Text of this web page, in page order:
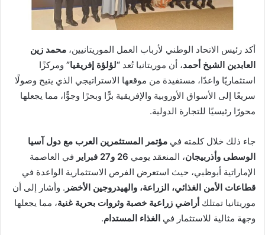
أكد رئيس الاتحاد الوطني لأرباب العمل الموريتانيين، محمد زين
العابدين الشيخ أحمد، أن موريتانيا تُعد “لؤلؤة إفريقيا” ومركزًا
استثماريًا واعدًا، مستفيدة من موقعها الاستراتيجي الذي يتيح وصولًا
سريعًا إلى الأسواق الأوروبية والإفريقية برًّا وبحرًا وجوًّا، مما يجعلها
محورًا رئيسيًا للتجارة الدولية.
جاء ذلك خلال كلمته في مؤتمر المستثمرين العرب مع دول آسيا
الوسطى وأذربيجان، المنعقد يومي 26 و27 فبراير
في العاصمة
الإماراتية أبوظبي، حيث استعرض الفرص الاستثمارية الواعدة في
قطاعات الأمن الغذائي، الزراعة، والهيدروجين الأخضر . وأشار إلى أن
موريتانيا تمتلك أراضي زراعية خصبة وثروات بحرية غنية، مما يجعلها
وجهة مثالية للاستثمار في الغذاء المستدام.